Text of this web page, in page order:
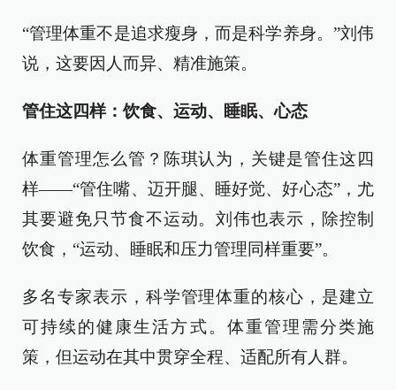
“管理体重不是追求瘦身，而是科学养身。”刘伟
说，这要因人而异、精准施策。
管住这四样：饮食、运动、睡眠、心态
体重管理怎么管？陈琪认为，关键是管住这四
样——“管住嘴、迈开腿、睡好觉、好心态”，尤
其要避免只节食不运动。刘伟也表示，除控制
饮食，“运动、睡眠和压力管理同样重要”。
多名专家表示，科学管理体重的核心，是建立
可持续的健康生活方式。体重管理需分类施
策，但运动在其中贯穿全程、适配所有人群。